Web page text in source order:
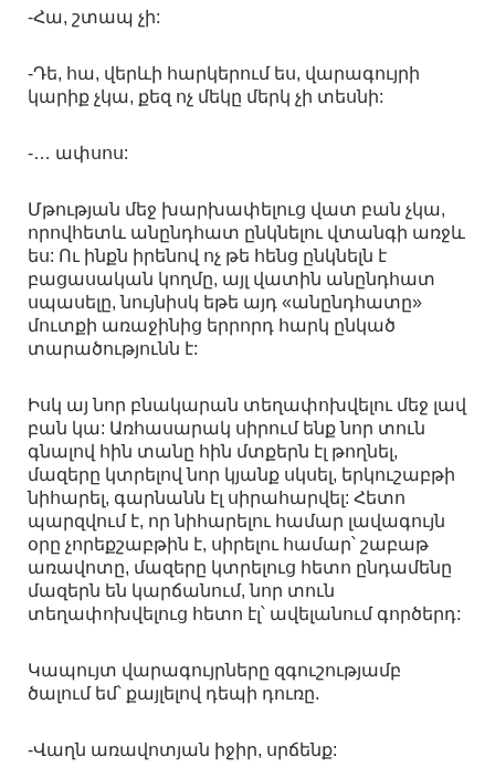
-Հա, շտապ չի:
-Դե, հա, վերևի հարկերում ես, վարագույրի
կարիք չկա, քեզ ոչ մեկը մերկ չի տեսնի:
-… ափսոս:
Մթության մեջ խարխափելուց վատ բան չկա,
որովհետև անընդհատ ընկնելու վտանգի առջև
ես: Ու ինքն իրենով ոչ թե հենց ընկնելն է
բացասական կողմը, այլ վատին անընդհատ
սպասելը, նույնիսկ եթե այդ «անընդհատը»
մուտքի առաջինից երրորդ հարկ ընկած
տարածությունն է:
Իսկ այ նոր բնակարան տեղափոխվելու մեջ լավ
բան կա: Առհասարակ սիրում ենք նոր տուն
գնալով հին տանը հին մտքերն էլ թողնել,
մազերը կտրելով նոր կյանք սկսել, երկուշաբթի
նիհարել, գարնանն էլ սիրահարվել: Հետո
պարզվում է, որ նիհարելու համար լավագույն
օրը չորեքշաբթին է, սիրելու համար՝ շաբաթ
առավոտը, մազերը կտրելուց հետո ընդամենը
մազերն են կարճանում, նոր տուն
տեղափոխվելուց հետո էլ՝ ավելանում գործերդ:
Կապույտ վարագույրները զգուշությամբ
ծալում եմ՝ քայլելով դեպի դուռը.
-Վաղն առավոտյան իջիր, սրճենք: